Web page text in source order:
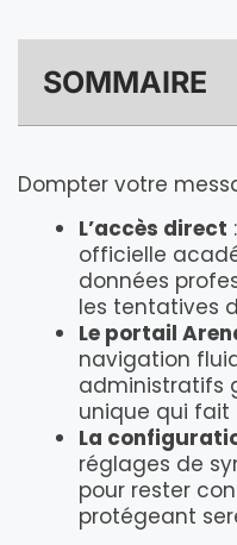
SOMMAIRE
Dompter votre
L’accès direct
officielle
données
les tentatives
Le portail
navigation
administratifs
unique qui fait
La
réglages de
pour rester
protégeant